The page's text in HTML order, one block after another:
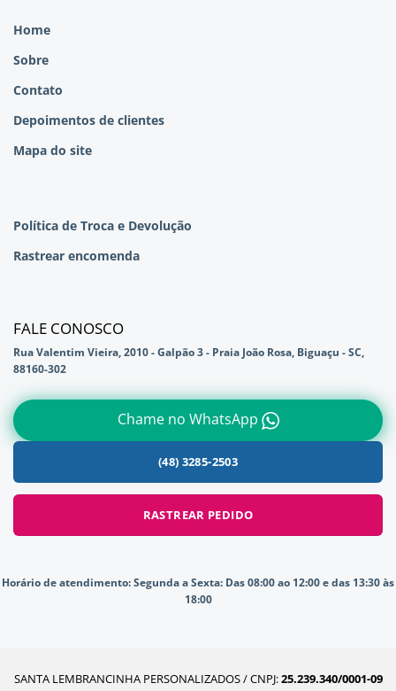
Home
Sobre
Contato
Depoimentos de clientes
Mapa do site
Política de Troca e Devolução
Rastrear encomenda
FALE CONOSCO
Rua Valentim Vieira, 2010 - Galpão 3 - Praia João Rosa, Biguaçu - SC,
88160-302
Chame no WhatsApp
(48) 3285-2503
RASTREAR PEDIDO
Horário de atendimento:Segunda a Sexta: Das 08:00 ao 12:00 e das 13:30 às
18:00
SANTA LEMBRANCINHA PERSONALIZADOS / CNPJ:25.239.340/0001-09